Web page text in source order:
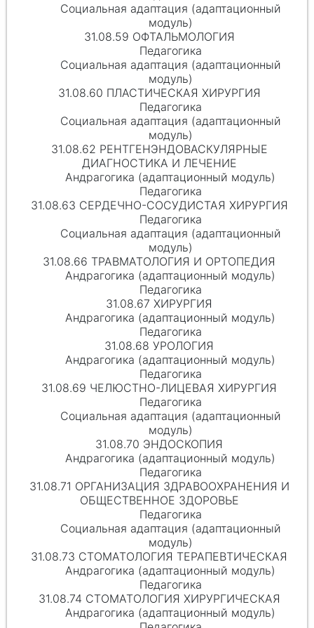
Социальная адаптация (адаптационный
модуль)
31.08.59 ОФТАЛЬМОЛОГИЯ
Педагогика
Социальная адаптация (адаптационный
модуль)
31.08.60 ПЛАСТИЧЕСКАЯ ХИРУРГИЯ
Педагогика
Социальная адаптация (адаптационный
модуль)
31.08.62 РЕНТГЕНЭНДОВАСКУЛЯРНЫЕ
ДИАГНОСТИКА И ЛЕЧЕНИЕ
Андрагогика (адаптационный модуль)
Педагогика
31.08.63 СЕРДЕЧНО-СОСУДИСТАЯ ХИРУРГИЯ
Педагогика
Социальная адаптация (адаптационный
модуль)
31.08.66 ТРАВМАТОЛОГИЯ И ОРТОПЕДИЯ
Андрагогика (адаптационный модуль)
Педагогика
31.08.67 ХИРУРГИЯ
Андрагогика (адаптационный модуль)
Педагогика
31.08.68 УРОЛОГИЯ
Андрагогика (адаптационный модуль)
Педагогика
31.08.69 ЧЕЛЮСТНО-ЛИЦЕВАЯ ХИРУРГИЯ
Педагогика
Социальная адаптация (адаптационный
модуль)
31.08.70 ЭНДОСКОПИЯ
Андрагогика (адаптационный модуль)
Педагогика
31.08.71 ОРГАНИЗАЦИЯ ЗДРАВООХРАНЕНИЯ И
ОБЩЕСТВЕННОЕ ЗДОРОВЬЕ
Педагогика
Социальная адаптация (адаптационный
модуль)
31.08.73 СТОМАТОЛОГИЯ ТЕРАПЕВТИЧЕСКАЯ
Андрагогика (адаптационный модуль)
Педагогика
31.08.74 СТОМАТОЛОГИЯ ХИРУРГИЧЕСКАЯ
Андрагогика (адаптационный модуль)